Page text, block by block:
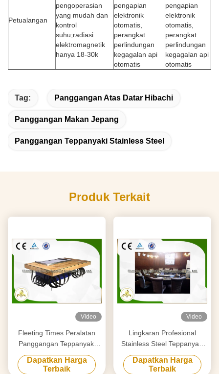
Petualangan
pengoperasian
yang mudah dan
kontrol
suhu;radiasi
elektromagnetik
hanya 18-30k
pengapian
elektronik
otomatis,
perangkat
perlindungan
kegagalan api
otomatis
pengapian
elektronik
otomatis,
perangkat
perlindungan
kegagalan api
otomatis
Tag: Panggangan Atas Datar Hibachi
Panggangan Makan Jepang
Panggangan Teppanyaki Stainless Steel
Produk Terkait
Video
Fleeting Times Peralatan
Panggangan Teppanyaki
Hibachi, Meja Panggangan
Restoran Jepang
Dapatkan Harga
Terbaik
Video
Lingkaran Profesional
Stainless Steel Teppanyaki
Grill Table Royal Taste
Dirancang
Dapatkan Harga
Terbaik